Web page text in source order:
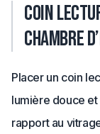
Coin
chambre
Placer un coin
lumière douce et
rapport au